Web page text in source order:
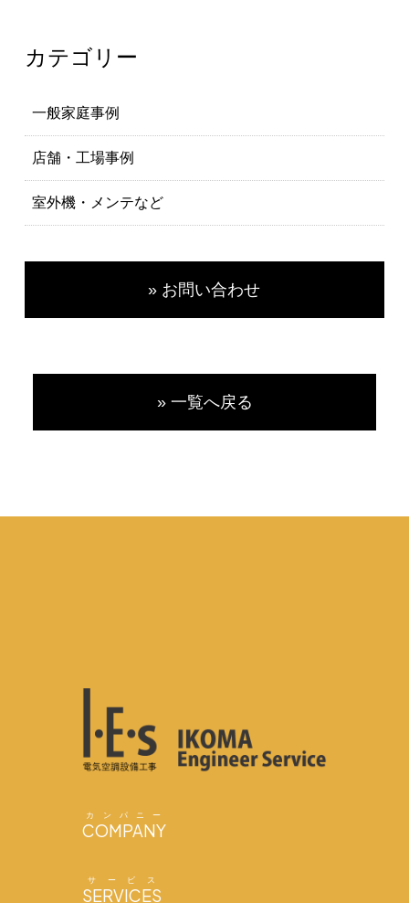
カテゴリー
一般家庭事例
店舗・工場事例
室外機・メンテなど
» お問い合わせ
» 一覧へ戻る
COMPANY
カンパニー
SERVICES
サービス